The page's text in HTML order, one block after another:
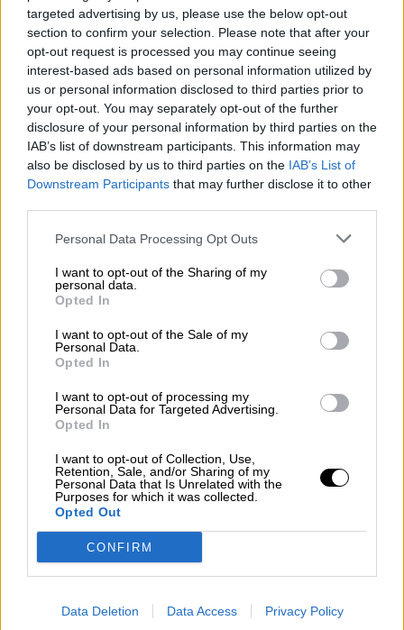
targeted advertising by us, please use the below opt-out
section to confirm your selection. Please note that after your
opt-out request is processed you may continue seeing
interest-based ads based on personal information utilized by
us or personal information disclosed to third parties prior to
your opt-out. You may separately opt-out of the further
disclosure of your personal information by third parties on the
IAB’s list of downstream participants. This information may
also be disclosed by us to third parties on the IAB’s List of
Downstream Participants that may further disclose it to other
Personal Data Processing Opt Outs
I want to opt-out of the Sharing of my
personal data.
Opted In
I want to opt-out of the Sale of my
Personal Data.
Opted In
I want to opt-out of processing my
Personal Data for Targeted Advertising.
Opted In
I want to opt-out of Collection, Use,
Retention, Sale, and/or Sharing of my
Personal Data that Is Unrelated with the
Purposes for which it was collected.
Opted Out
CONFIRM
Data Deletion Data Access Privacy Policy
Carolina Darias apuesta por reforzar
la vacunación para protegernos ante
las variantes del Covid19 como
Ómicron
Cuarentena obligatoria en España
para los viajeros procedentes de
países del sur de África ante la nueva